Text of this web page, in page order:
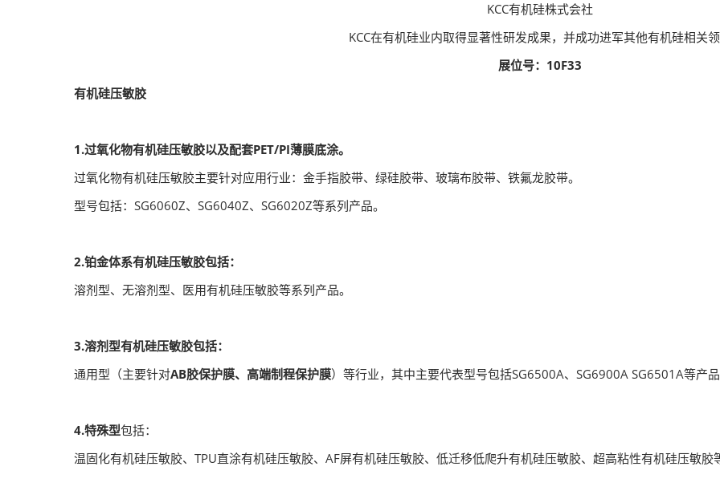
KCC有机硅株式会社
KCC在有机硅业内取得显著性研发成果，并成功进军其他有机硅相关
展位号：10F33
有机硅压敏胶
1.过氧化物有机硅压敏胶以及配套PET/PI薄膜底涂。
过氧化物有机硅压敏胶主要针对应用行业：金手指胶带、绿硅胶带、玻璃布胶带、铁氟龙胶带。
型号包括：SG6060Z、SG6040Z、SG6020Z等系列产品。
2.铂金体系有机硅压敏胶包括：
溶剂型、无溶剂型、医用有机硅压敏胶等系列产品。
3.溶剂型有机硅压敏胶包括：
通用型（主要针对AB胶保护膜、高端制程保护膜）等行业，其中主要代表型号包括SG6500A、SG6900A SG6501A等产
4.特殊型包括：
温固化有机硅压敏胶、TPU直涂有机硅压敏胶、AF屏有机硅压敏胶、低迁移低爬升有机硅压敏胶、超高粘性有机硅压敏胶